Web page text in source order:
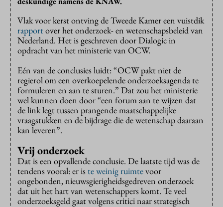
Vlak voor kerst ontving de Tweede Kamer een vuistdik
rapportover het onderzoek- en wetenschapsbeleid van
Nederland. Het is geschreven door Dialogic in
opdracht van het ministerie van OCW.
Eén van de conclusies luidt: “OCW pakt niet de
regierol om een overkoepelende onderzoeksagenda te
formuleren en aan te sturen.” Dat zou het ministerie
wel kunnen doen door “een forum aan te wijzen dat
de link legt tussen prangende maatschappelijke
vraagstukken en de bijdrage die de wetenschap daaraan
kan leveren”.
Vrij onderzoek
Dat is een opvallende conclusie. De laatste tijd was de
tendens vooral: er iste weinig ruimtevoor
ongebonden, nieuwsgierigheidsgedreven onderzoek
dat uit het hart van wetenschappers komt. Te veel
onderzoeksgeld gaat volgens critici naar strategisch